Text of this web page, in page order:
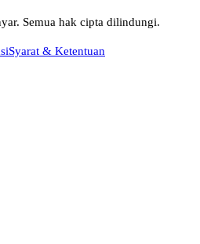
Semua hak cipta dilindungi.
Syarat & Ketentuan